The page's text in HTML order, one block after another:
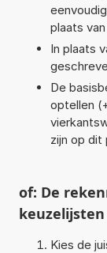
plaats van
In plaats
De
optellen
zijn op dit
of: De
keuzelijsten
Kies de